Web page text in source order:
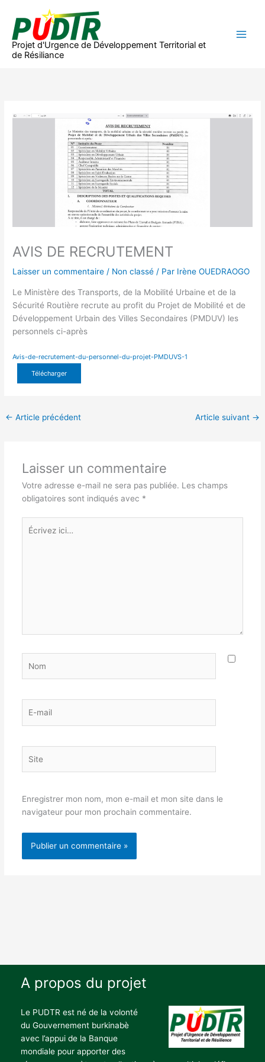
contenu
Projet d'Urgence de Développement Territorial et
de Résiliance
AVIS DE RECRUTEMENT
Laisser un commentaire / Non classé / Par Irène OUEDRAOGO
Le Ministère des Transports, de la Mobilité Urbaine et de la
Sécurité Routière recrute au profit du Projet de Mobilité et de
Développement Urbain des Villes Secondaires (PMDUV) les
personnels ci-après
Avis-de-recrutement-du-personnel-du-projet-PMDUVS-1
Télécharger
← Article précédent Article suivant →
Laisser un commentaire
Votre adresse e-mail ne sera pas publiée. Les champs
obligatoires sont indiqués avec *
Écrivez
ici…
mail
Enregistrer mon nom, mon e-mail et mon site dans le
navigateur pour mon prochain commentaire.
A propos du projet
Le PUDTR est né de la volonté
du Gouvernement burkinabè
avec l’appui de la Banque
mondiale pour apporter des